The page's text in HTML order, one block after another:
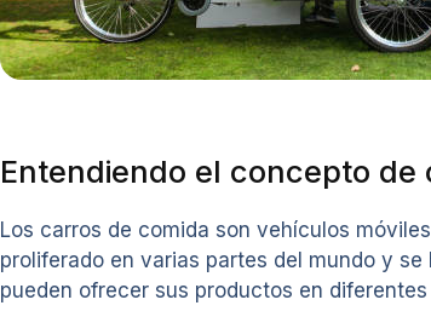
Entendiendo el concepto de
Los carros de comida son vehículos
proliferado en varias partes del mundo y
pueden ofrecer sus productos en